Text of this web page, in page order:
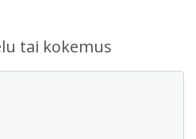
tai kokemus